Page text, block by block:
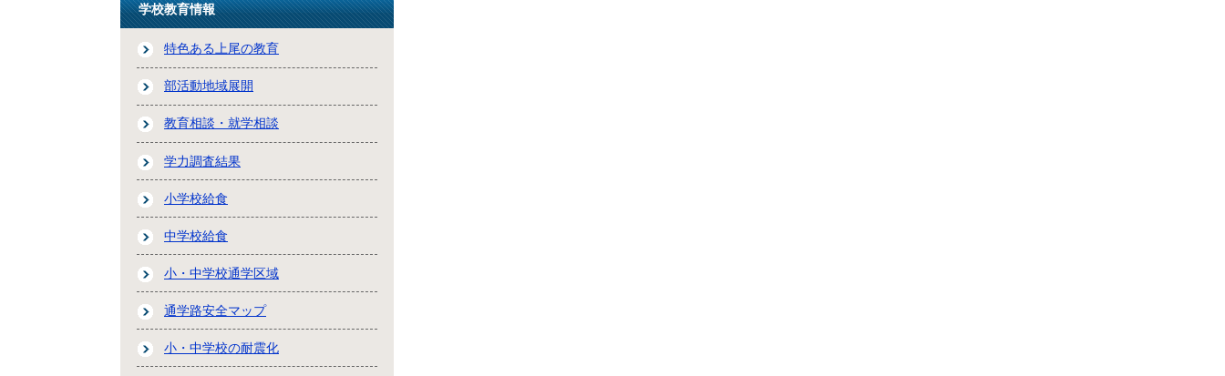
学校教育情報
特色ある上尾の教育
部活動地域展開
教育相談・就学相談
学力調査結果
小学校給食
中学校給食
小・中学校通学区域
通学路安全マップ
小・中学校の耐震化